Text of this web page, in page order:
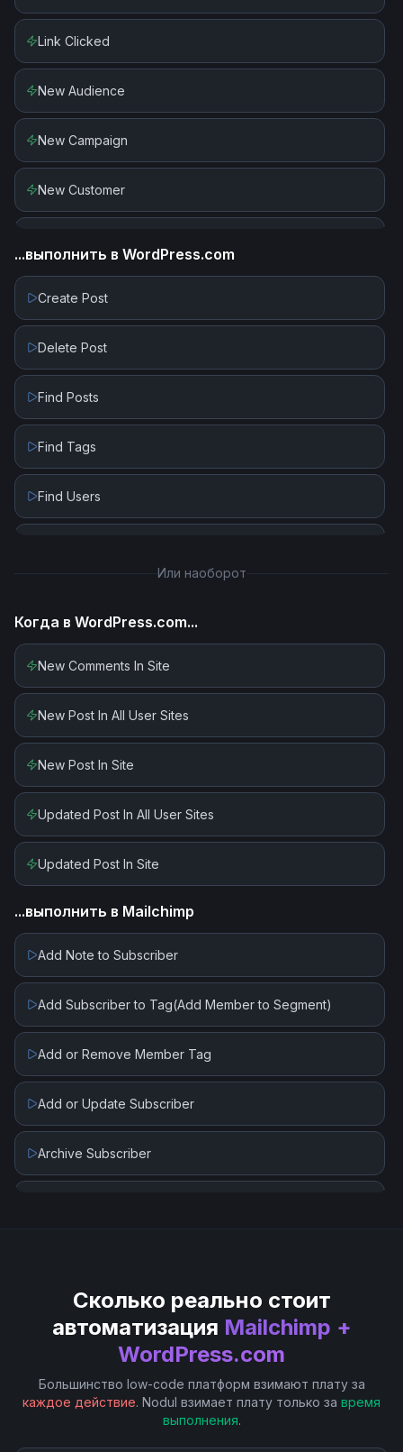
Link Clicked
New Audience
New Campaign
New Customer
...выполнить в WordPress.com
Create Post
Delete Post
Find Posts
Find Tags
Find Users
Update Post
Upload Media
Или наоборот
Когда в WordPress.com...
New Comments In Site
New Post In All User Sites
New Post In Site
Updated Post In All User Sites
Updated Post In Site
...выполнить в Mailchimp
Add Note to Subscriber
Add Subscriber to Tag(Add Member to Segment)
Add or Remove Member Tag
Add or Update Subscriber
Archive Subscriber
Create Tag
Delete Campaign
Delete List
Сколько реально стоит
автоматизация Mailchimp +
WordPress.com
Большинство low-code платформ взимают плату за
каждое действие. Nodul взимает плату только за время
выполнения.